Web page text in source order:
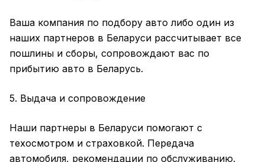
Ваша компания по подбору авто либо один из
наших партнеров в Беларуси рассчитывает все
пошлины и сборы, сопровождают вас по
прибытию авто в Беларусь.
5. Выдача и сопровождение
Наши партнеры в Беларуси помогают с
техосмотром и страховкой. Передача
автомобиля, рекомендации по обслуживанию.